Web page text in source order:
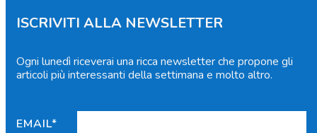
ISCRIVITI ALLA NEWSLETTER
Ogni lunedì riceverai una ricca newsletter che propone gli
articoli più interessanti della settimana e molto altro.
EMAIL*